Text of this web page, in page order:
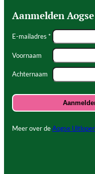
Aanmelden
E-mailadres *
Voornaam
Achternaam
Meer over deAogse Uitloper